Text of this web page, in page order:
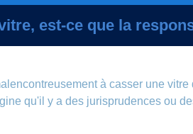
est-ce que la
à casser une
qu'il y a des jurisprudences ou